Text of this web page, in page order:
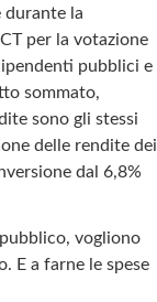
durante la
per la votazione
pubblici e
sommato,
sono gli stessi
delle rendite dei
dal 6,8%
vogliono
E a farne le spese